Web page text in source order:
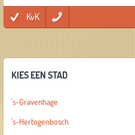
KvK
KIES EEN STAD
's-Gravenhage
's-Hertogenbosch